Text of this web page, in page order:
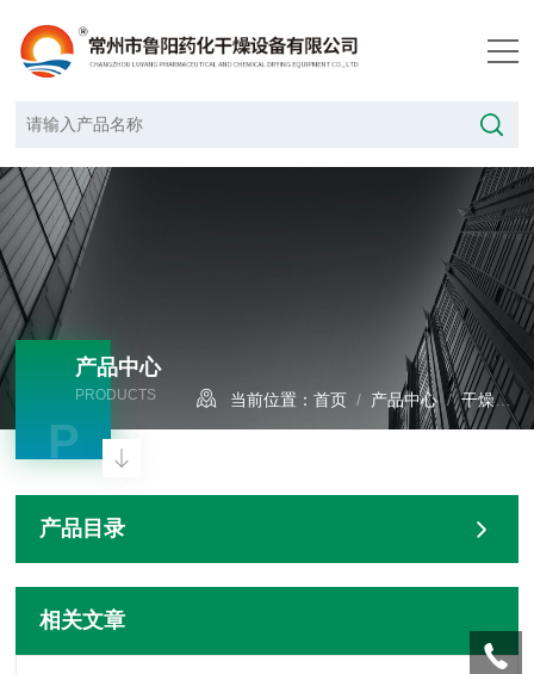
产品中心
PRODUCTS
P
当前位置：首页 / 产品中心/干燥设备
产品目录
相关文章